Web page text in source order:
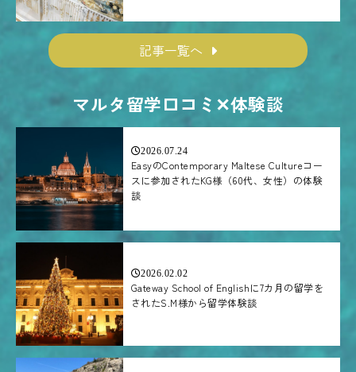
記事一覧へ
マルタ留学口コミ✕体験談
2026.07.24
EasyのContemporary Maltese Cultureコー
スに参加されたKG様（60代、女性）の体験
談
2026.02.02
Gateway School of Englishに7カ月の留学を
されたS.M様から留学体験談